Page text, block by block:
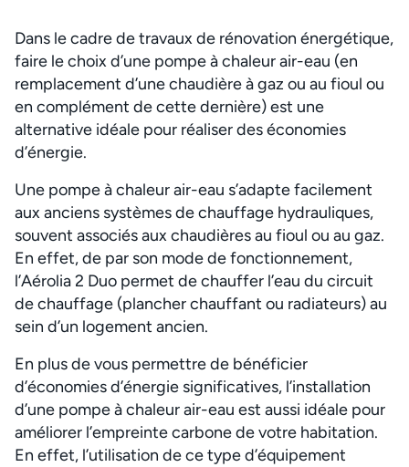
Dans le cadre de travaux de rénovation énergétique,
faire le choix d’une pompe à chaleur air-eau (en
remplacement d’une chaudière à gaz ou au fioul ou
en complément de cette dernière) est une
alternative idéale pour réaliser des économies
d’énergie.
Une pompe à chaleur air-eau s’adapte facilement
aux anciens systèmes de chauffage hydrauliques,
souvent associés aux chaudières au fioul ou au gaz.
En effet, de par son mode de fonctionnement,
l’Aérolia 2 Duo permet de chauffer l’eau du circuit
de chauffage (plancher chauffant ou radiateurs) au
sein d’un logement ancien.
En plus de vous permettre de bénéficier
d’économies d’énergie significatives, l’installation
d’une pompe à chaleur air-eau est aussi idéale pour
améliorer l’empreinte carbone de votre habitation.
En effet, l’utilisation de ce type d’équipement